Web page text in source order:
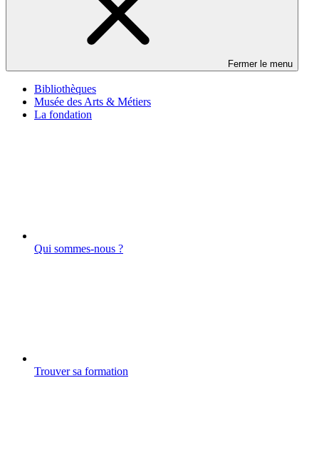
Fermer le menu
Bibliothèques
Musée des Arts & Métiers
La fondation
Qui sommes-nous ?
Trouver sa formation